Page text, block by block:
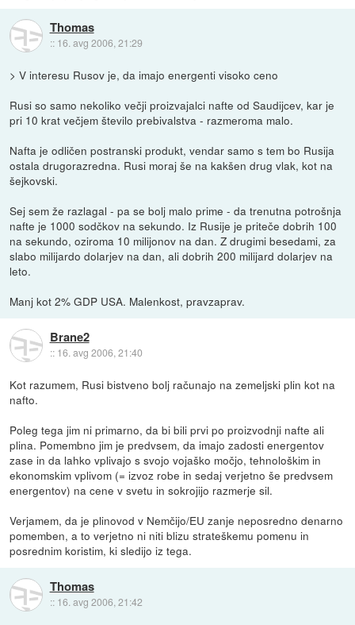
Thomas
:: 16. avg 2006, 21:29
> V interesu Rusov je, da imajo energenti visoko ceno
Rusi so samo nekoliko večji proizvajalci nafte od Saudijcev, kar je
pri 10 krat večjem število prebivalstva - razmeroma malo.
Nafta je odličen postranski produkt, vendar samo s tem bo Rusija
ostala drugorazredna. Rusi moraj še na kakšen drug vlak, kot na
šejkovski.
Sej sem že razlagal - pa se bolj malo prime - da trenutna potrošnja
nafte je 1000 sodčkov na sekundo. Iz Rusije je priteče dobrih 100
na sekundo, oziroma 10 milijonov na dan. Z drugimi besedami, za
slabo milijardo dolarjev na dan, ali dobrih 200 milijard dolarjev na
leto.
Manj kot 2% GDP USA. Malenkost, pravzaprav.
Brane2
:: 16. avg 2006, 21:40
Kot razumem, Rusi bistveno bolj računajo na zemeljski plin kot na
nafto.
Poleg tega jim ni primarno, da bi bili prvi po proizvodnji nafte ali
plina. Pomembno jim je predvsem, da imajo zadosti energentov
zase in da lahko vplivajo s svojo vojaško močjo, tehnološkim in
ekonomskim vplivom (= izvoz robe in sedaj verjetno še predvsem
energentov) na cene v svetu in sokrojijo razmerje sil.
Verjamem, da je plinovod v Nemčijo/EU zanje neposredno denarno
pomemben, a to verjetno ni niti blizu strateškemu pomenu in
posrednim koristim, ki sledijo iz tega.
Thomas
:: 16. avg 2006, 21:42